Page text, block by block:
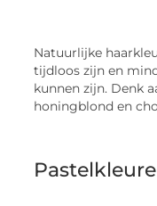
Natuurlijke
tijdloos zijn en
kunnen zijn. Denk
honingblond en